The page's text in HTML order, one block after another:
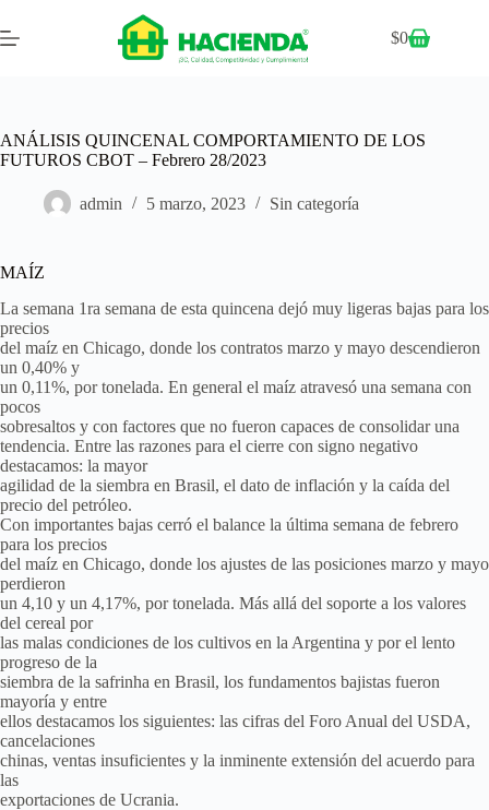
$0
ANÁLISIS QUINCENAL COMPORTAMIENTO DE LOS
FUTUROS CBOT – Febrero 28/2023
admin 5 marzo, 2023 Sin categoría
MAÍZ
La semana 1ra semana de esta quincena dejó muy ligeras bajas para los
precios
del maíz en Chicago, donde los contratos marzo y mayo descendieron
un 0,40% y
un 0,11%, por tonelada. En general el maíz atravesó una semana con
pocos
sobresaltos y con factores que no fueron capaces de consolidar una
tendencia. Entre las razones para el cierre con signo negativo
destacamos: la mayor
agilidad de la siembra en Brasil, el dato de inflación y la caída del
precio del petróleo.
Con importantes bajas cerró el balance la última semana de febrero
para los precios
del maíz en Chicago, donde los ajustes de las posiciones marzo y mayo
perdieron
un 4,10 y un 4,17%, por tonelada. Más allá del soporte a los valores
del cereal por
las malas condiciones de los cultivos en la Argentina y por el lento
progreso de la
siembra de la safrinha en Brasil, los fundamentos bajistas fueron
mayoría y entre
ellos destacamos los siguientes: las cifras del Foro Anual del USDA,
cancelaciones
chinas, ventas insuficientes y la inminente extensión del acuerdo para
las
exportaciones de Ucrania.